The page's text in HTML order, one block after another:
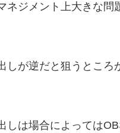
ネジメント上大きな問
しが逆だと狙うところ
しは場合によっては